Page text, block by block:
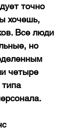
точно
хочешь,
Все люди
но
четыре
типа